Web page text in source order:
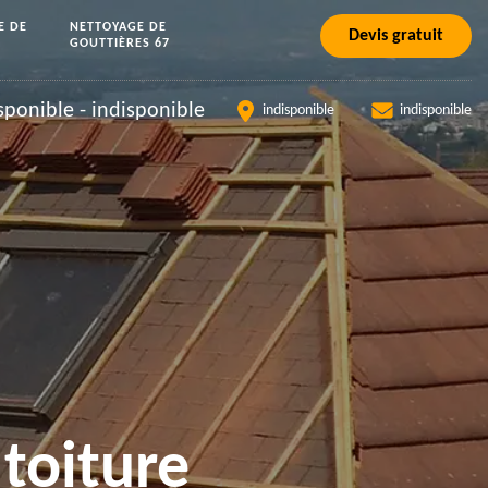
DE
NETTOYAGE DE
GOUTTIÈRES 67
Devis gratuit
- indisponible indisponible indisponible
toiture